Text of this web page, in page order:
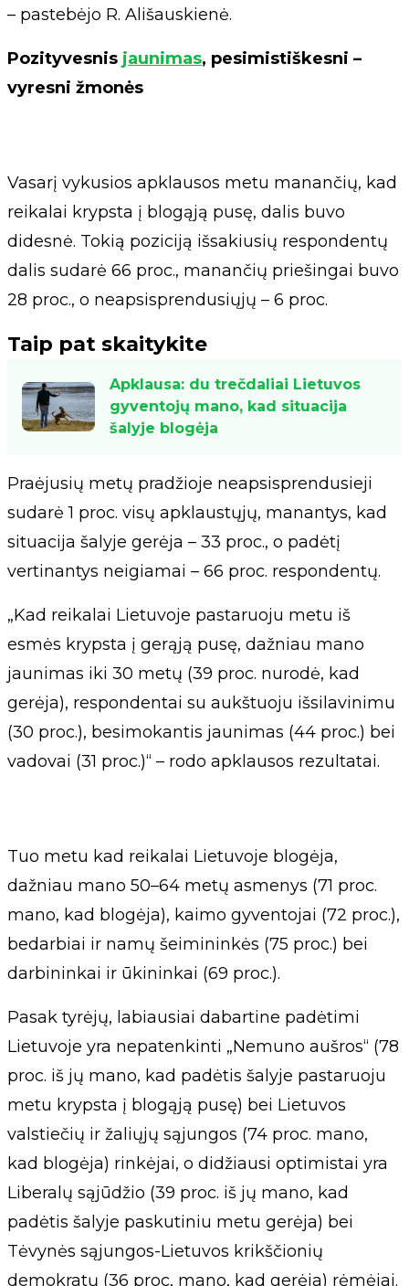
– pastebėjo R. Ališauskienė.
Pozityvesnis jaunimas, pesimistiškesni –
vyresni žmonės
Vasarį vykusios apklausos metu manančių, kad
reikalai krypsta į blogąją pusę, dalis buvo
didesnė. Tokią poziciją išsakiusių respondentų
dalis sudarė 66 proc., manančių priešingai buvo
28 proc., o neapsisprendusiųjų – 6 proc.
Taip pat skaitykite
Apklausa: du trečdaliai Lietuvos
gyventojų mano, kad situacija
šalyje blogėja
Praėjusių metų pradžioje neapsisprendusieji
sudarė 1 proc. visų apklaustųjų, manantys, kad
situacija šalyje gerėja – 33 proc., o padėtį
vertinantys neigiamai – 66 proc. respondentų.
„Kad reikalai Lietuvoje pastaruoju metu iš
esmės krypsta į gerąją pusę, dažniau mano
jaunimas iki 30 metų (39 proc. nurodė, kad
gerėja), respondentai su aukštuoju išsilavinimu
(30 proc.), besimokantis jaunimas (44 proc.) bei
vadovai (31 proc.)“ – rodo apklausos rezultatai.
Tuo metu kad reikalai Lietuvoje blogėja,
dažniau mano 50–64 metų asmenys (71 proc.
mano, kad blogėja), kaimo gyventojai (72 proc.),
bedarbiai ir namų šeimininkės (75 proc.) bei
darbininkai ir ūkininkai (69 proc.).
Pasak tyrėjų, labiausiai dabartine padėtimi
Lietuvoje yra nepatenkinti „Nemuno aušros“ (78
proc. iš jų mano, kad padėtis šalyje pastaruoju
metu krypsta į blogąją pusę) bei Lietuvos
valstiečių ir žaliųjų sąjungos (74 proc. mano,
kad blogėja) rinkėjai, o didžiausi optimistai yra
Liberalų sąjūdžio (39 proc. iš jų mano, kad
padėtis šalyje paskutiniu metu gerėja) bei
Tėvynės sąjungos-Lietuvos krikščionių
demokratų (36 proc, mano, kad gerėja) rėmėjai.